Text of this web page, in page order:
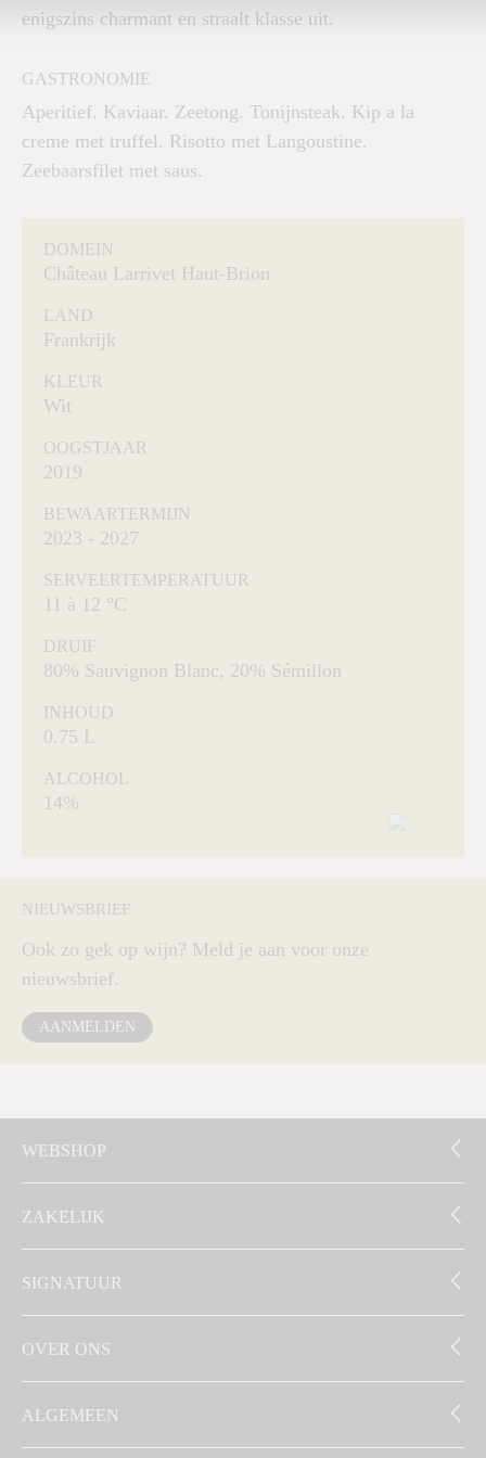
enigszins charmant en straalt klasse uit.
GASTRONOMIE
Aperitief. Kaviaar. Zeetong. Tonijnsteak. Kip a la
creme met truffel. Risotto met Langoustine.
Zeebaarsfilet met saus.
DOMEIN
Château Larrivet Haut-Brion
LAND
Frankrijk
KLEUR
Wit
OOGSTJAAR
2019
BEWAARTERMIJN
2023 - 2027
SERVEERTEMPERATUUR
11 à 12 °C
DRUIF
80% Sauvignon Blanc, 20% Sémillon
INHOUD
0.75 L
ALCOHOL
14%
NIEUWSBRIEF
Ook zo gek op wijn? Meld je aan voor onze
nieuwsbrief.
AANMELDEN
WEBSHOP
ZAKELIJK
SIGNATUUR
OVER ONS
ALGEMEEN